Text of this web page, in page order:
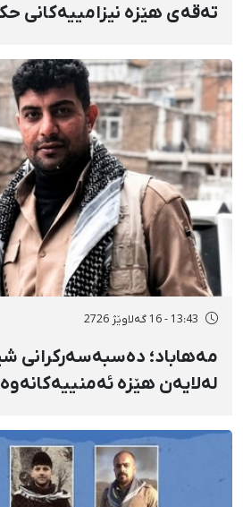
تەقەی هێزە نیزامییەکانی
13:43 - 16 گەلاوێژ 2726
مەهاباد؛ دەسبەسەرکرانی
لەلایەن هێزە